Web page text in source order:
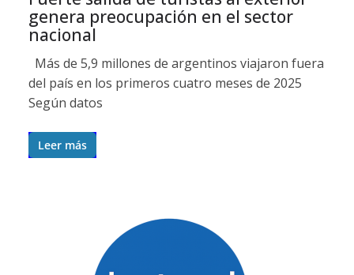
genera preocupación en el sector
nacional
Más de 5,9 millones de argentinos viajaron fuera
del país en los primeros cuatro meses de 2025
Según datos
Leer más